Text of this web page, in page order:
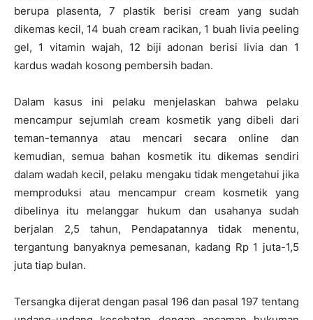
berupa plasenta, 7 plastik berisi cream yang sudah
dikemas kecil, 14 buah cream racikan, 1 buah livia peeling
gel, 1 vitamin wajah, 12 biji adonan berisi livia dan 1
kardus wadah kosong pembersih badan.
Dalam kasus ini pelaku menjelaskan bahwa pelaku
mencampur sejumlah cream kosmetik yang dibeli dari
teman-temannya atau mencari secara online dan
kemudian, semua bahan kosmetik itu dikemas sendiri
dalam wadah kecil, pelaku mengaku tidak mengetahui jika
memproduksi atau mencampur cream kosmetik yang
dibelinya itu melanggar hukum dan usahanya sudah
berjalan 2,5 tahun, Pendapatannya tidak menentu,
tergantung banyaknya pemesanan, kadang Rp 1 juta-1,5
juta tiap bulan.
Tersangka dijerat dengan pasal 196 dan pasal 197 tentang